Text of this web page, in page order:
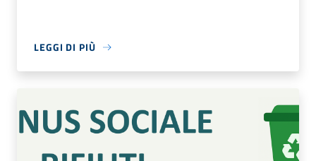
LEGGI DI PIÙ